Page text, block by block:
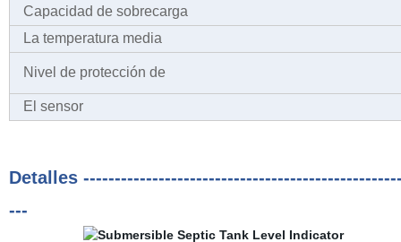
Capacidad de sobrecarga
La temperatura media
Nivel de protección de
El sensor
Detalles
---